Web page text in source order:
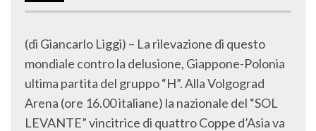
(di Giancarlo Liggi) – La rilevazione di questo
mondiale contro la delusione, Giappone-Polonia
ultima partita del gruppo “H”. Alla Volgograd
Arena (ore 16.00 italiane) la nazionale del “SOL
LEVANTE” vincitrice di quattro Coppe d’Asia va